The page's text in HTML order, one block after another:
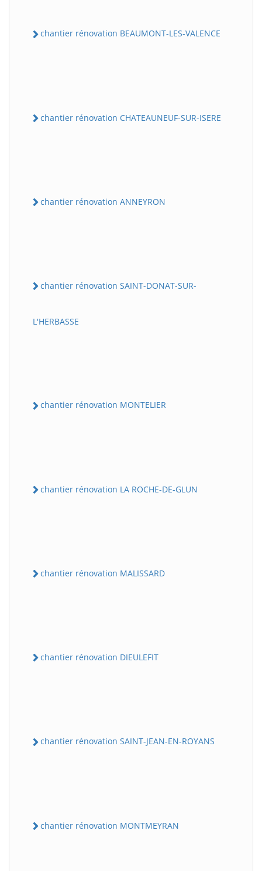
chantier rénovation BEAUMONT-LES-VALENCE
chantier rénovation CHATEAUNEUF-SUR-ISERE
chantier rénovation ANNEYRON
chantier rénovation SAINT-DONAT-SUR-
L'HERBASSE
chantier rénovation MONTELIER
chantier rénovation LA ROCHE-DE-GLUN
chantier rénovation MALISSARD
chantier rénovation DIEULEFIT
chantier rénovation SAINT-JEAN-EN-ROYANS
chantier rénovation MONTMEYRAN